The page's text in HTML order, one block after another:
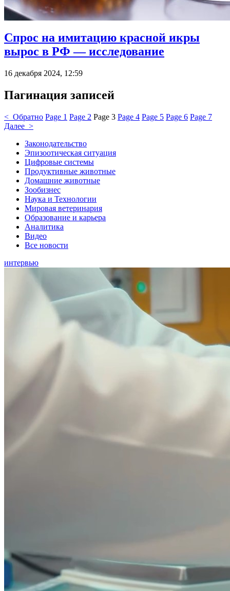
Спрос на имитацию красной икры
вырос в РФ — исследование
16 декабря 2024, 12:59
Пагинация записей
< Обратно Page 1 Page 2 Page 3 Page 4 Page 5 Page 6 Page 7
Далее >
Законодательство
Эпизоотическая ситуация
Цифровые системы
Продуктивные животные
Домашние животные
Зообизнес
Наука и Технологии
Мировая ветеринария
Образование и карьера
Аналитика
Видео
Все новости
интервью